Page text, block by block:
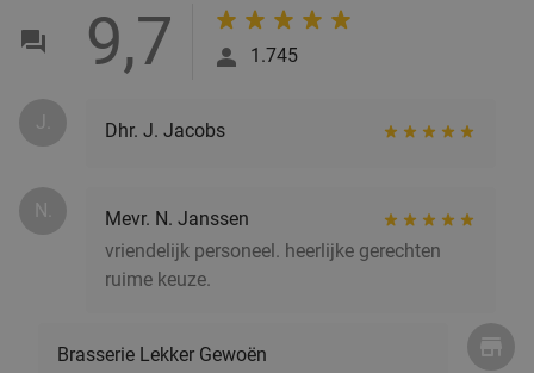
9,7 1.745
J. Dhr. J. Jacobs
N.
Mevr. N. Janssen
vriendelijk personeel. heerlijke gerechten
ruime keuze.
Brasserie Lekker Gewoën